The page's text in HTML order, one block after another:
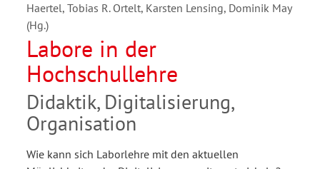
Haertel, Tobias R. Ortelt, Karsten Lensing, Dominik May
(Hg.)
Labore in der
Hochschullehre
Didaktik, Digitalisierung,
Organisation
Wie kann sich Laborlehre mit den aktuellen